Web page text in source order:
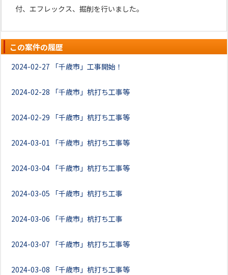
付、エフレックス、掘削を行いました。
この案件の履歴
2024-02-27 「千歳市」工事開始！
2024-02-28 「千歳市」杭打ち工事等
2024-02-29 「千歳市」杭打ち工事等
2024-03-01 「千歳市」杭打ち工事等
2024-03-04 「千歳市」杭打ち工事等
2024-03-05 「千歳市」杭打ち工事
2024-03-06 「千歳市」杭打ち工事
2024-03-07 「千歳市」杭打ち工事等
2024-03-08 「千歳市」杭打ち工事等